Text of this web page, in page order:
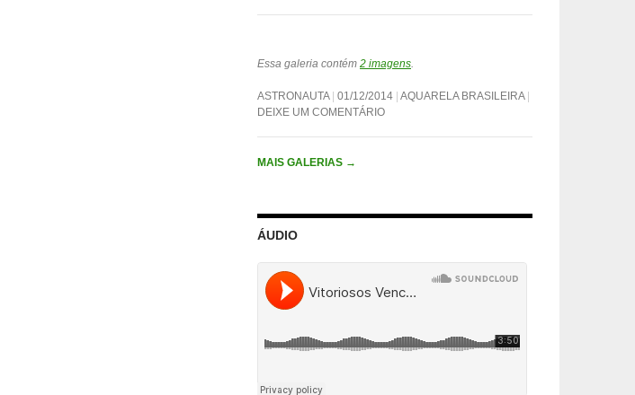
Essa galeria contém 2 imagens
ASTRONAUTA 01/12/2014 AQUARELA BRASILEIRA
DEIXE UM COMENTÁRIO
MAIS GALERIAS →
ÁUDIO